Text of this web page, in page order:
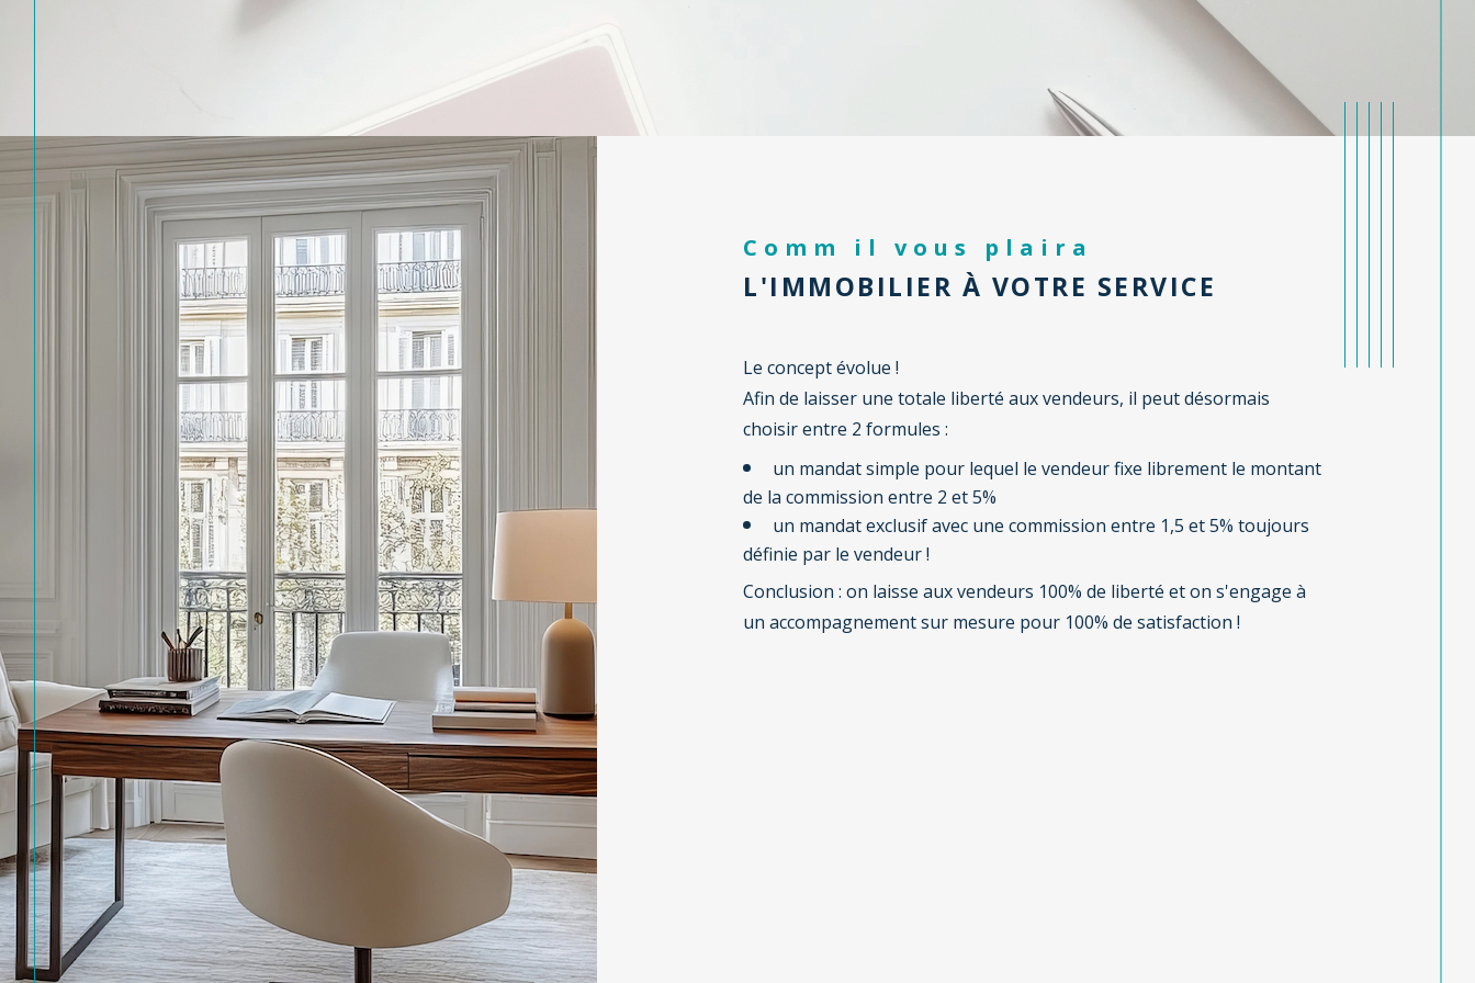
Comm il vous plaira
L'IMMOBILIER À VOTRE SERVICE
Le concept évolue !
Afin de laisser une totale liberté aux vendeurs, il peut désormais
choisir entre 2 formules :
un mandat simple pour lequel le vendeur fixe librement le montant
de la commission entre 2 et 5%
un mandat exclusif avec une commission entre 1,5 et 5% toujours
définie par le vendeur !
Conclusion : on laisse aux vendeurs 100% de liberté et on s'engage à
un accompagnement sur mesure pour 100% de satisfaction !